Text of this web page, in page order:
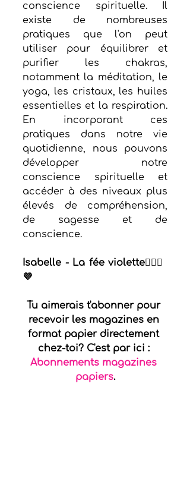
conscience spirituelle. Il
existe de nombreuses
pratiques que l'on peut
utiliser pour équilibrer et
purifier les chakras,
notamment la méditation, le
yoga, les cristaux, les huiles
essentielles et la respiration.
En incorporant ces
pratiques dans notre vie
quotidienne, nous pouvons
développer notre
conscience spirituelle et
accéder à des niveaux plus
élevés de compréhension,
de sagesse et de
conscience.
Isabelle - La fée violette🧚🏻‍♀️
💜
Tu aimerais t'abonner pour
recevoir les magazines en
format papier directement
chez-toi? C'est par ici :
Abonnements magazines
papiers.